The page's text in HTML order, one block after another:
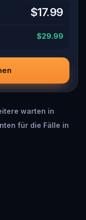
$17.99
$29.99
warten in
für die Fälle in